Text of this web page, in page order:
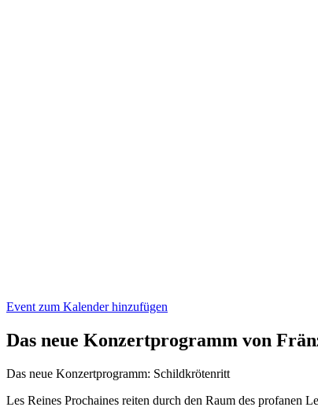
Event zum Kalender hinzufügen
Das neue Konzertprogramm von
Das neue Konzertprogramm: Schildkrötenritt
Les Reines Prochaines reiten durch den Raum des profanen